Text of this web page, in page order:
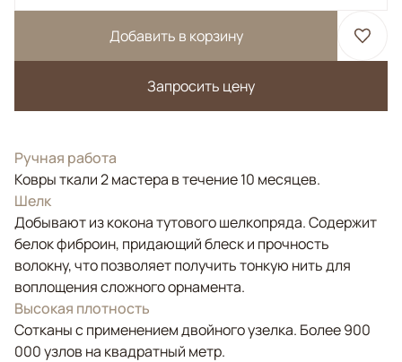
Добавить в корзину
Запросить цену
Ручная работа
Ковры ткали 2 мастера в течение 10 месяцев.
Шелк
Добывают из кокона тутового шелкопряда. Содержит
белок фиброин, придающий блеск и прочность
волокну, что позволяет получить тонкую нить для
воплощения сложного орнамента.
Высокая плотность
Сотканы с применением двойного узелка. Более 900
000 узлов на квадратный метр.